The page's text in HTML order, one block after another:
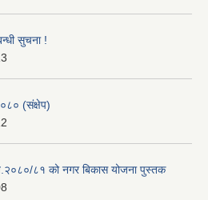
सुचना !
(संक्षेप)
८१ को नगर बिकास योजना पुस्तक